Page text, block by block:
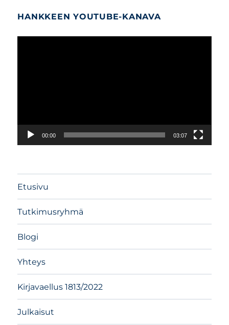
HANKKEEN YOUTUBE-KANAVA
00:00 03:07
Etusivu
Tutkimusryhmä
Blogi
Yhteys
Kirjavaellus 1813/2022
Julkaisut